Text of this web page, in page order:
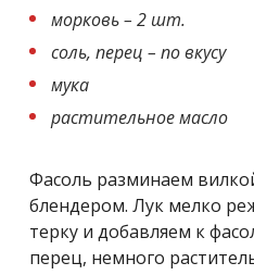
морковь – 2 шт.
соль, перец – по вкусу
мука
растительное масло
Фасоль разминаем
блендером. Лук мелко
терку и добавляем к
перец, немного